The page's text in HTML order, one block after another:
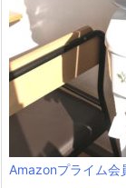
Amazonプライム会